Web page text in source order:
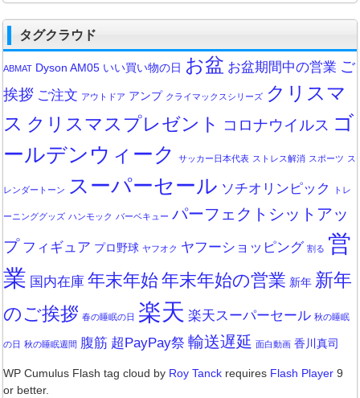
タグクラウド
ABMAT Dyson AM05 いい買い物の日 お盆 お盆期間中の営業 ご
挨拶 ご注文 アウトドア アンプ クライマックスシリーズ クリスマ
ス クリスマスプレゼント コロナウイルス ゴ
ールデンウィーク
サッカー日本代表 ストレス解消 スポーツ ス
レンダートーン スーパーセール ソチオリンピック トレ
ーニンググッズ ハンモック バーベキュー パーフェクトシットアッ
プ フィギュア プロ野球 ヤフオク ヤフーショッピング 割る 営
業 国内在庫 年末年始年末年始の営業 新年 新年
のご挨拶 春の睡眠の日 楽天 楽天スーパーセール 秋の睡眠
の日 秋の睡眠週間 腹筋 超PayPay祭 輸送遅延 面白動画 香川真司
WP Cumulus Flash tag cloud by Roy Tanck requires Flash Player 9
or better.